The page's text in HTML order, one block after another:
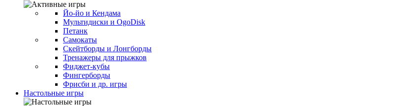
Йо-йо и Кендама
Мультидиски и OgoDisk
Петанк
Самокаты
Скейтборды и Лонгборды
Тренажеры для прыжков
Фиджет-кубы
Фингерборды
Фрисби и др. игры
Настольные игры